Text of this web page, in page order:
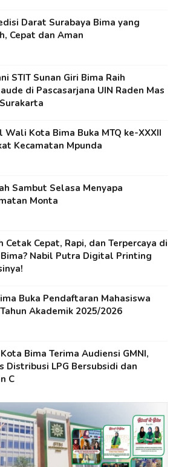
Darat Surabaya Bima yang
Cepat dan Aman
STIT Sunan Giri Bima Raih
di Pascasarjana UIN Raden Mas
Wali Kota Bima Buka MTQ ke-XXXII
Kecamatan Mpunda
Sambut Selasa Menyapa
Monta
Cetak Cepat, Rapi, dan Terpercaya di
Nabil Putra Digital Printing
Buka Pendaftaran Mahasiswa
Akademik 2025/2026
Bima Terima Audiensi GMNI,
Distribusi LPG Bersubsidi dan
C